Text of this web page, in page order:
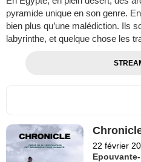
pyramide unique en son genre.
bien plus qu’une malédiction. Ils
labyrinthe, et quelque chose les
22 février